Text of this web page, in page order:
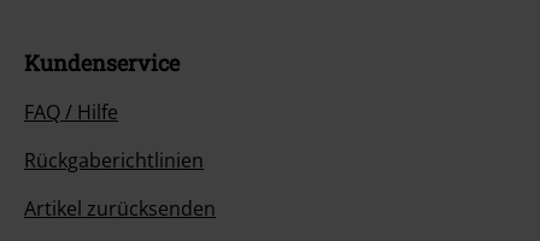
Kundenservice
FAQ / Hilfe
Rückgaberichtlinien
Artikel zurücksenden